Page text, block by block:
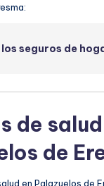
seguros de
de
de
en Palazuelos de